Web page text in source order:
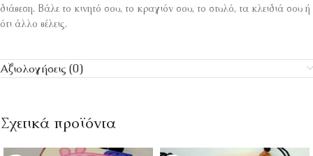
διάθεση. Βάλε το κινητό σου, το κραγιόν σου, το στυλό, τα κλειδιά σου ή
ότι άλλο θέλεις.
Αξιολογήσεις (0)
Σχετικά προϊόντα